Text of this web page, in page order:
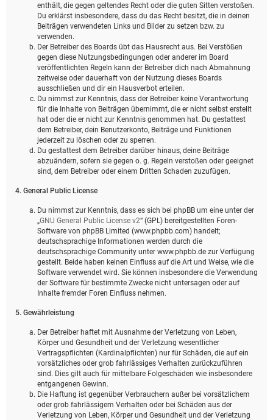
enthält, die gegen geltendes Recht oder die guten Sitten verstoßen.
Du erklärst insbesondere, dass du das Recht besitzt, die in deinen
Beiträgen verwendeten Links und Bilder zu setzen bzw. zu
verwenden.
Der Betreiber des Boards übt das Hausrecht aus. Bei Verstößen
gegen diese Nutzungsbedingungen oder anderer im Board
veröffentlichten Regeln kann der Betreiber dich nach Abmahnung
zeitweise oder dauerhaft von der Nutzung dieses Boards
ausschließen und dir ein Hausverbot erteilen.
Du nimmst zur Kenntnis, dass der Betreiber keine Verantwortung
für die Inhalte von Beiträgen übernimmt, die er nicht selbst erstellt
hat oder die er nicht zur Kenntnis genommen hat. Du gestattest
dem Betreiber, dein Benutzerkonto, Beiträge und Funktionen
jederzeit zu löschen oder zu sperren.
Du gestattest dem Betreiber darüber hinaus, deine Beiträge
abzuändern, sofern sie gegen o. g. Regeln verstoßen oder geeignet
sind, dem Betreiber oder einem Dritten Schaden zuzufügen.
4. General Public License
Du nimmst zur Kenntnis, dass es sich bei phpBB um eine unter der
„GNU General Public License v2“ (GPL) bereitgestellten Foren-
Software von phpBB Limited (www.phpbb.com) handelt;
deutschsprachige Informationen werden durch die
deutschsprachige Community unter www.phpbb.de zur Verfügung
gestellt. Beide haben keinen Einfluss auf die Art und Weise, wie die
Software verwendet wird. Sie können insbesondere die Verwendung
der Software für bestimmte Zwecke nicht untersagen oder auf
Inhalte fremder Foren Einfluss nehmen.
5. Gewährleistung
Der Betreiber haftet mit Ausnahme der Verletzung von Leben,
Körper und Gesundheit und der Verletzung wesentlicher
Vertragspflichten (Kardinalpflichten) nur für Schäden, die auf ein
vorsätzliches oder grob fahrlässiges Verhalten zurückzuführen
sind. Dies gilt auch für mittelbare Folgeschäden wie insbesondere
entgangenen Gewinn.
Die Haftung ist gegenüber Verbrauchern außer bei vorsätzlichem
oder grob fahrlässigem Verhalten oder bei Schäden aus der
Verletzung von Leben, Körper und Gesundheit und der Verletzung